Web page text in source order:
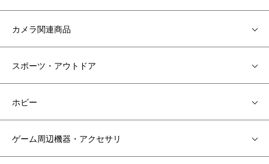
カメラ関連商品
スポーツ・アウトドア
ホビー
ゲーム周辺機器・アクセサリ